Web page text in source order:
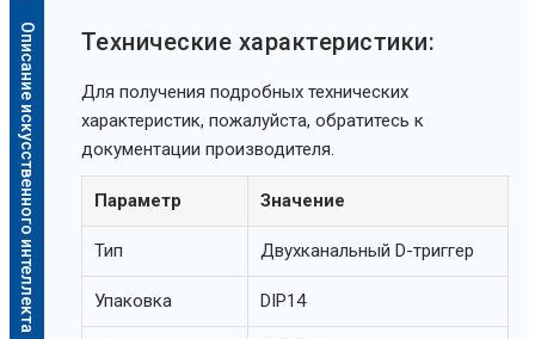
Описание искусственного интеллекта
Технические характеристики:
Для получения подробных технических
характеристик, пожалуйста, обратитесь к
документации производителя.
Параметр Значение
Тип Двухканальный D-триггер
Упаковка DIP14